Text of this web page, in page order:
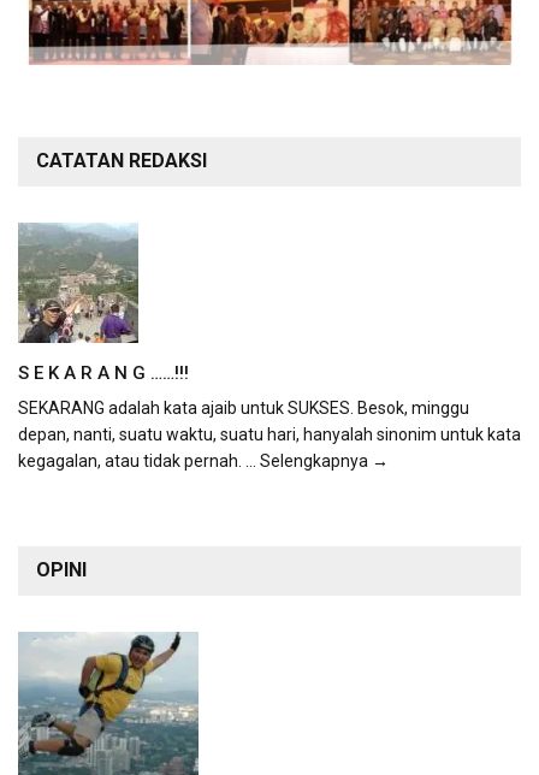
CATATAN REDAKSI
S E K A R A N G ……!!!
SEKARANG adalah kata ajaib untuk SUKSES. Besok, minggu
depan, nanti, suatu waktu, suatu hari, hanyalah sinonim untuk kata
kegagalan, atau tidak pernah. ... Selengkapnya →
OPINI